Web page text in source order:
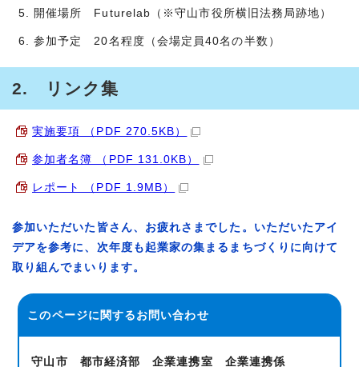
開催場所 Futurelab（※守山市役所横旧法務局跡地）
参加予定 20名程度（会場定員40名の半数）
2. リンク集
実施要項 （PDF 270.5KB）
参加者名簿 （PDF 131.0KB）
レポート （PDF 1.9MB）
参加いただいた皆さん、お疲れさまでした。いただいたアイ
デアを参考に、次年度も起業家の集まるまちづくりに向けて
取り組んでまいります。
このページに関するお問い合わせ
守山市 都市経済部 企業連携室 企業連携係